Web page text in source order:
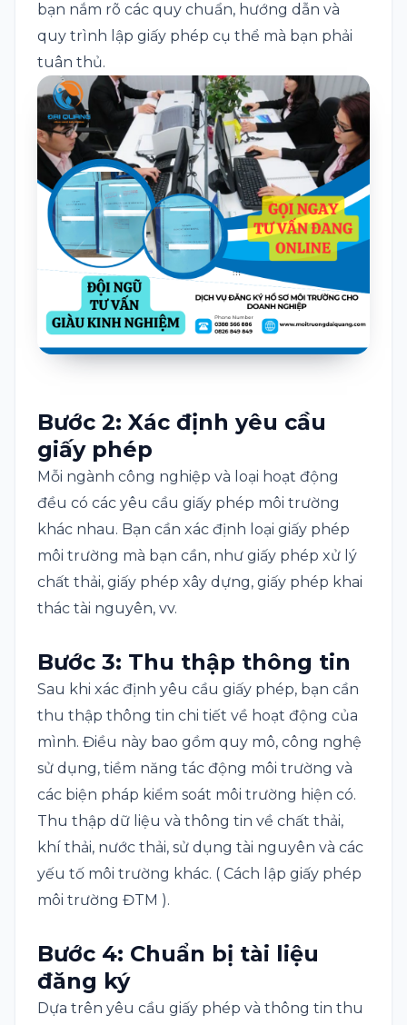
bạn nắm rõ các quy chuẩn, hướng dẫn và
quy trình lập giấy phép cụ thể mà bạn phải
tuân thủ.
Bước 2: Xác định yêu cầu
giấy phép
Mỗi ngành công nghiệp và loại hoạt động
đều có các yêu cầu giấy phép môi trường
khác nhau. Bạn cần xác định loại giấy phép
môi trường mà bạn cần, như giấy phép xử lý
chất thải, giấy phép xây dựng, giấy phép khai
thác tài nguyên, vv.
Bước 3: Thu thập thông tin
Sau khi xác định yêu cầu giấy phép, bạn cần
thu thập thông tin chi tiết về hoạt động của
mình. Điều này bao gồm quy mô, công nghệ
sử dụng, tiềm năng tác động môi trường và
các biện pháp kiểm soát môi trường hiện có.
Thu thập dữ liệu và thông tin về chất thải,
khí thải, nước thải, sử dụng tài nguyên và các
yếu tố môi trường khác. ( Cách lập giấy phép
môi trường ĐTM ).
Bước 4: Chuẩn bị tài liệu
đăng ký
Dựa trên yêu cầu giấy phép và thông tin thu